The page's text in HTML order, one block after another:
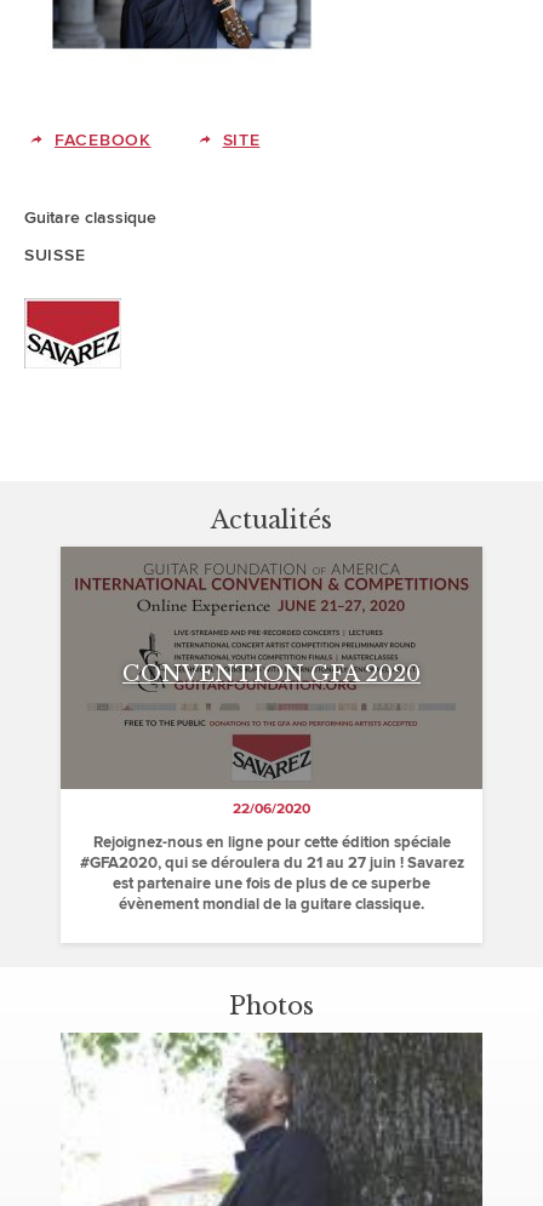
FACEBOOK SITE
Guitare classique
SUISSE
Actualités
CONVENTION GFA 2020
22/06/2020
Rejoignez-nous en ligne pour cette édition spéciale
#GFA2020, qui se déroulera du 21 au 27 juin ! Savarez
est partenaire une fois de plus de ce superbe
évènement mondial de la guitare classique.
Photos